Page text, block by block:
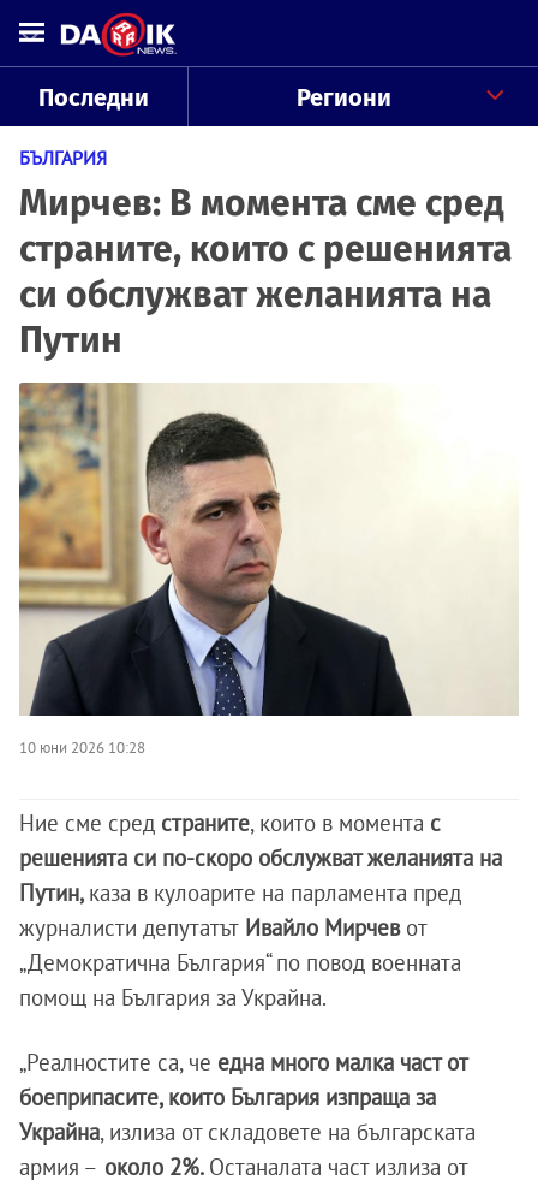
Последни Региони
БЪЛГАРИЯ
Мирчев: В момента сме сред
страните, които с решенията
си обслужват желанията на
Путин
10 юни 2026 10:28
Ние сме сред страните, които в момента с
решенията си по-скоро обслужват желанията на
Путин, каза в кулоарите на парламента пред
журналисти депутатът Ивайло Мирчев от
„Демократична България“ по повод военната
помощ на България за Украйна.
„Реалностите са, че една много малка част от
боеприпасите, които България изпраща за
Украйна, излиза от складовете на българската
армия – около 2%. Останалата част излиза от